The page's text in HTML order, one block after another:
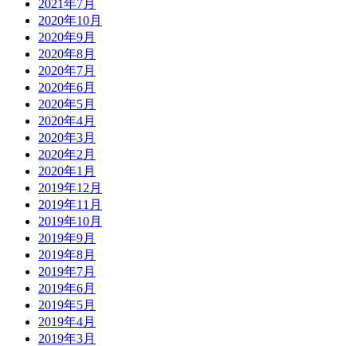
2021年7月
2020年10月
2020年9月
2020年8月
2020年7月
2020年6月
2020年5月
2020年4月
2020年3月
2020年2月
2020年1月
2019年12月
2019年11月
2019年10月
2019年9月
2019年8月
2019年7月
2019年6月
2019年5月
2019年4月
2019年3月